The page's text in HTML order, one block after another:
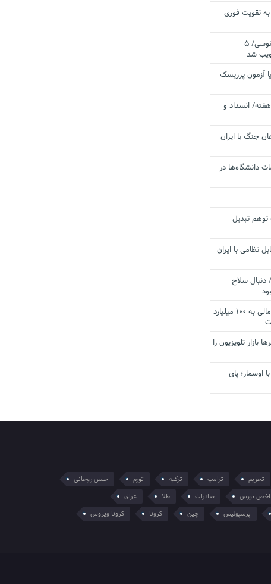
تقویت فوری
اقتدار ناوگروه ۱۰۳ در مأموریت‌ اقیانوسی/ ۵
شد
آزمون پرریسک
انسداد و
جنگ با ایران
دانشگاه‌ها در
توهم تبدیل
نظامی با ایران
دنبال سلاح
آستانه الزام به دریافت صورت های مالی به ۱۰۰ میلیارد
بازار تلویزیون را
اوسمار؛ پای
تحریم ترامپ ترکیه تورم
حسن روحانی
بورس صادرات طلا
عراق
پرسپولیس چین کرونا
کرونا ویروس